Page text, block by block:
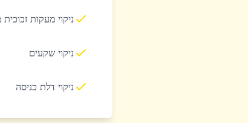
ניקוי מעקות
ניקוי שקעים
ניקוי דלת כניסה